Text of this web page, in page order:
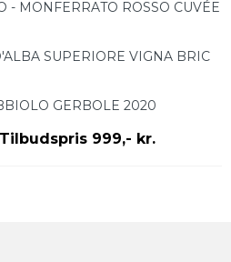
- MONFERRATO ROSSO CUVÉE
SUPERIORE VIGNA BRIC
GERBOLE 2020
999,- kr.